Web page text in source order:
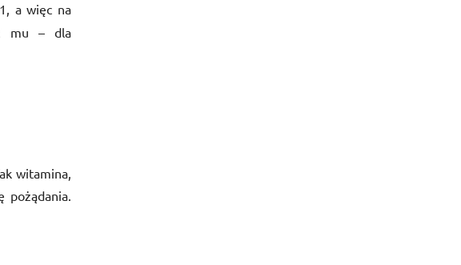
a więc na
mu – dla
witamina,
pożądania.